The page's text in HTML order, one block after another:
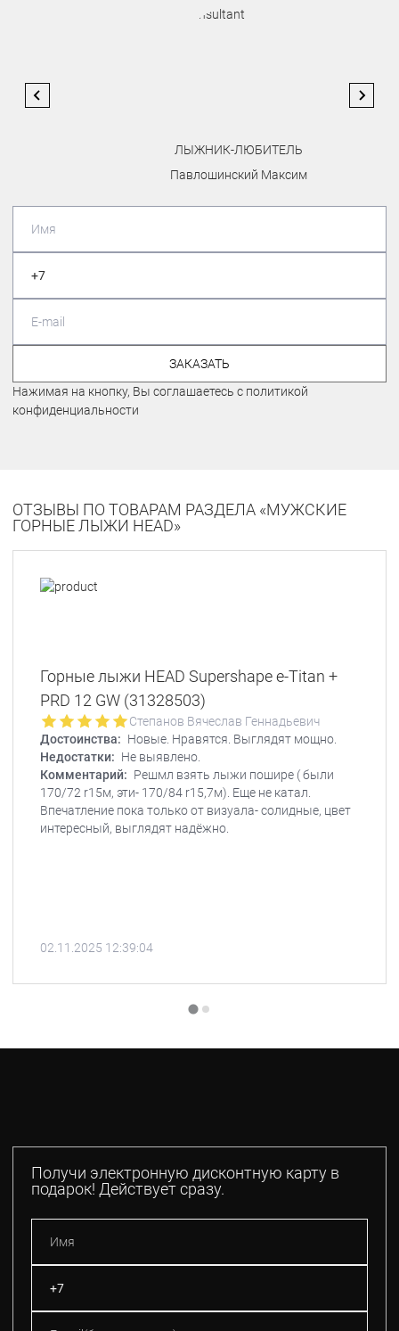
ЛЫЖНИК-ЛЮБИТЕЛЬ
Павлошинский Максим
ЗАКАЗАТЬ
Нажимая на кнопку, Вы соглашаетесь с политикой
конфиденциальности
ОТЗЫВЫ ПО ТОВАРАМ РАЗДЕЛА «МУЖСКИЕ
ГОРНЫЕ ЛЫЖИ HEAD»
Горные лыжи HEAD Supershape e-Titan +
PRD 12 GW (31328503)
Степанов Вячеслав Геннадьевич
Достоинства: Новые. Нравятся. Выглядят мощно.
Недостатки:
Не выявлено.
Комментарий:
170/72 r15м, эти- 170/84 r15,7м). Еще не катал.
Впечатление пока только от визуала- солидные, цвет
интересный, выглядят надёжно.
02.11.2025 12:39:04
Получи электронную дисконтную карту в
подарок! Действует сразу.